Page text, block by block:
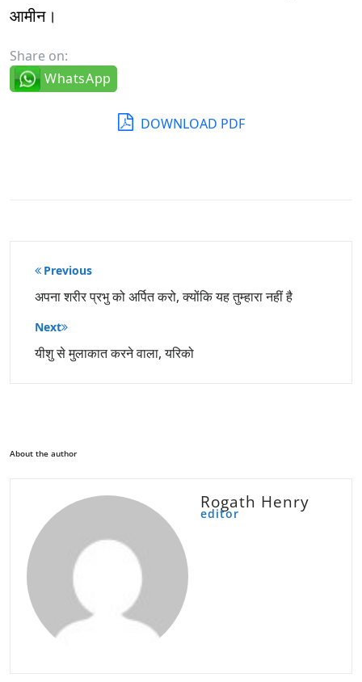
आमीन।
Share on:
WhatsApp
DOWNLOAD PDF
पोस्ट
नेविगेशन
Previous
अपना शरीर प्रभु को अर्पित करो, क्योंकि यह तुम्हारा नहीं है
Next
यीशु से मुलाकात करने वाला, यरिको
About the author
Rogath Henry
editor